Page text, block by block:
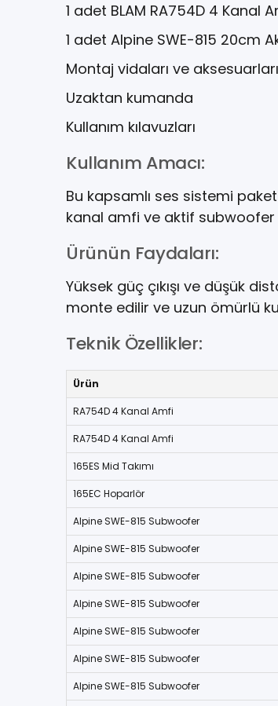
1 adet BLAM RA754D 4 Kanal
1 adet Alpine SWE-815 20cm
Montaj vidaları ve aksesuarları
Uzaktan kumanda
Kullanım kılavuzları
Kullanım Amacı:
Bu kapsamlı ses sistemi
kanal amfi ve aktif
Ürünün Faydaları:
Yüksek güç çıkışı ve düşük
monte edilir ve uzun ömürlü
Teknik Özellikler:
Ürün
RA754D 4 Kanal Amfi
RA754D 4 Kanal Amfi
165ES Mid Takımı
165EC Hoparlör
Alpine SWE-815 Subwoofer
Alpine SWE-815 Subwoofer
Alpine SWE-815 Subwoofer
Alpine SWE-815 Subwoofer
Alpine SWE-815 Subwoofer
Alpine SWE-815 Subwoofer
Alpine SWE-815 Subwoofer